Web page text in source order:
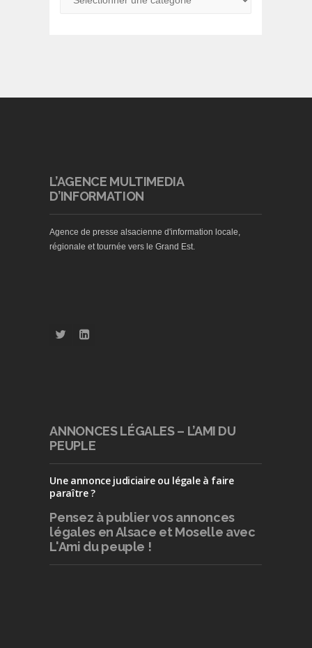
L’AGENCE MULTIMEDIA
D’INFORMATION
Agence de presse alsacienne d'information locale,
régionale et tournée vers le Grand Est.
ANNONCES LÉGALES – L’AMI DU
PEUPLE
Une annonce judiciaire ou légale à faire
paraître ?
Pensez à publiervos annonces
légales en Alsace et Moselle avec
L'Ami du peuple !